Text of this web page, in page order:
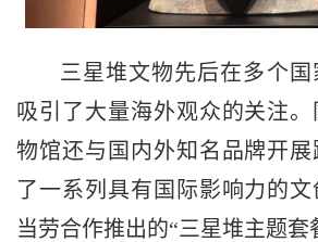
三星堆文物先后在多个国
吸引了大量海外观众的关注
物馆还与国内外知名品牌开
了一系列具有国际影响力的
当劳合作推出的“三星堆主题套